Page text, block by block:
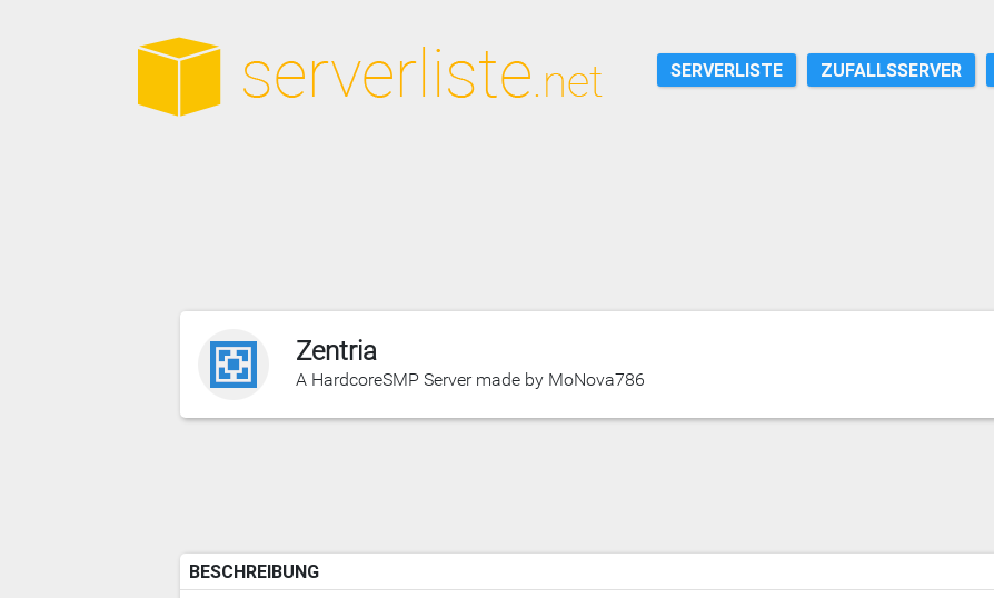
SERVERLISTE ZUFALLSSERVER
Zentria
A HardcoreSMP Server made by MoNova786
BESCHREIBUNG